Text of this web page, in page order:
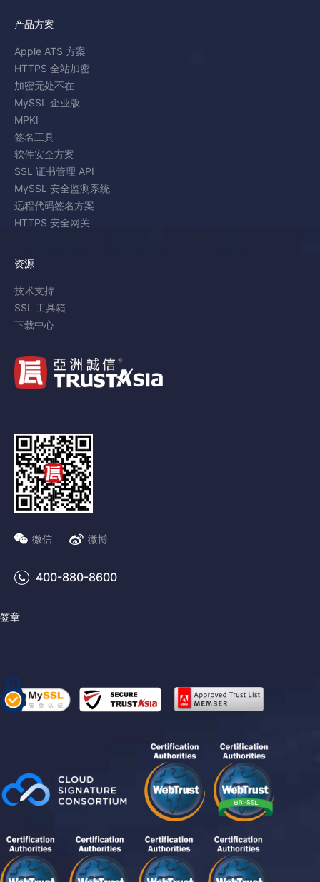
产品方案
Apple ATS 方案
HTTPS 全站加密
加密无处不在
MySSL 企业版
MPKI
签名工具
软件安全方案
SSL 证书管理 API
MySSL 安全监测系统
远程代码签名方案
HTTPS 安全网关
资源
技术支持
SSL 工具箱
下载中心
微信 微博
400-880-8600
签章